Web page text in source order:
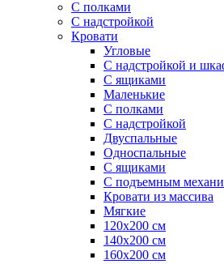
С полками
С надстройкой
Кровати
Угловые
С надстройкой и
С ящиками
Маленькие
С полками
С надстройкой
Двуспальные
Односпальные
С ящиками
С подъемным
Кровати из массива
Мягкие
120х200 см
140х200 см
160х200 см